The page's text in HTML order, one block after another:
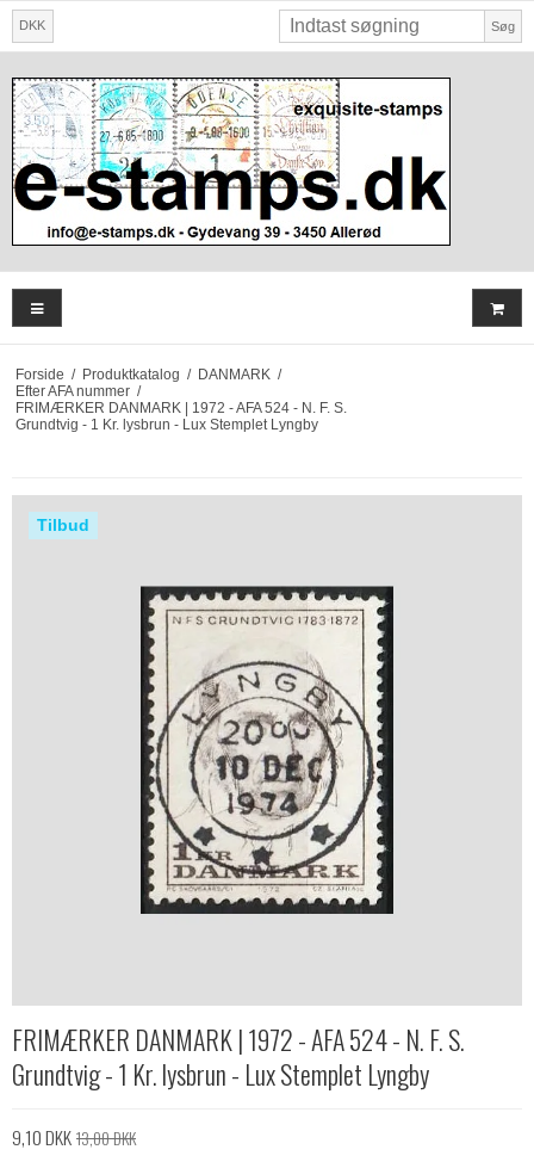
DKK Søg
Forside / Produktkatalog / DANMARK /
Efter AFA nummer /
FRIMÆRKER DANMARK | 1972 - AFA 524 - N. F. S.
Grundtvig - 1 Kr. lysbrun - Lux Stemplet Lyngby
Tilbud
FRIMÆRKER DANMARK | 1972 - AFA 524 - N. F. S.
Grundtvig - 1 Kr. lysbrun - Lux Stemplet Lyngby
9,10 DKK13,00 DKK